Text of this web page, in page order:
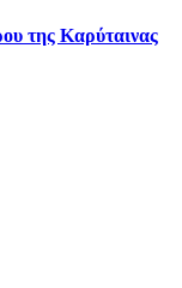
της Καρύταινας